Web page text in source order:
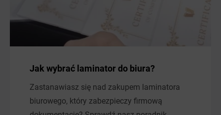
Jak wybrać laminator do biura?
Zastanawiasz się nad zakupem laminatora
biurowego, który zabezpieczy firmową